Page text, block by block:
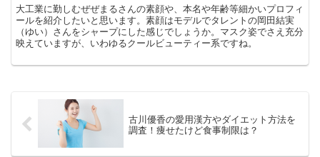
大工業に勤しむぜぜまるさんの素顔や、本名や年齢等細かいプロフィ
ールを紹介したいと思います。素顔はモデルでタレントの岡田結実
（ゆい）さんをシャープにした感じでしょうか。マスク姿でさえ充分
映えていますが、いわゆるクールビューティー系ですね。
古川優香の愛用漢方やダイエット方法を
調査！痩せたけど食事制限は？